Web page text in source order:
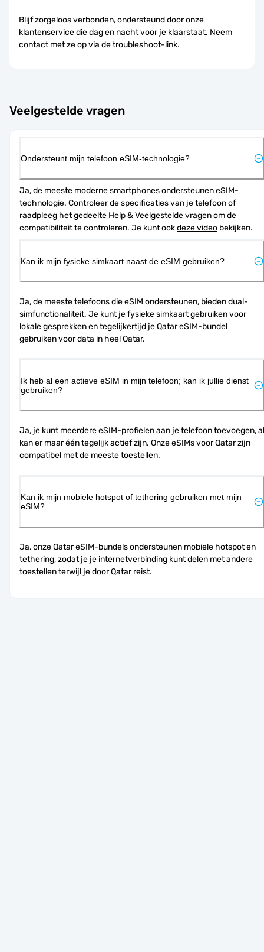
Blijf zorgeloos verbonden, ondersteund door onze
klantenservice die dag en nacht voor je klaarstaat. Neem
contact met ze op via de troubleshoot-link.
Veelgestelde vragen
Ondersteunt mijn telefoon eSIM-technologie?
Ja, de meeste moderne smartphones ondersteunen eSIM-
technologie. Controleer de specificaties van je telefoon of
raadpleeg het gedeelte Help & Veelgestelde vragen om de
compatibiliteit te controleren. Je kunt ook deze video bekijken.
Kan ik mijn fysieke simkaart naast de eSIM gebruiken?
Ja, de meeste telefoons die eSIM ondersteunen, bieden dual-
simfunctionaliteit. Je kunt je fysieke simkaart gebruiken voor
lokale gesprekken en tegelijkertijd je Qatar eSIM-bundel
gebruiken voor data in heel Qatar.
Ik heb al een actieve eSIM in mijn telefoon; kan ik jullie dienst
gebruiken?
Ja, je kunt meerdere eSIM-profielen aan je telefoon toevoegen, al
kan er maar één tegelijk actief zijn. Onze eSIMs voor Qatar zijn
compatibel met de meeste toestellen.
Kan ik mijn mobiele hotspot of tethering gebruiken met mijn
eSIM?
Ja, onze Qatar eSIM-bundels ondersteunen mobiele hotspot en
tethering, zodat je je internetverbinding kunt delen met andere
toestellen terwijl je door Qatar reist.